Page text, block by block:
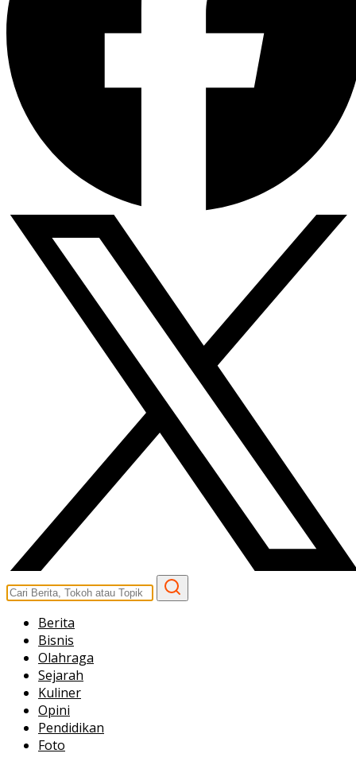
Berita
Bisnis
Olahraga
Sejarah
Kuliner
Opini
Pendidikan
Foto